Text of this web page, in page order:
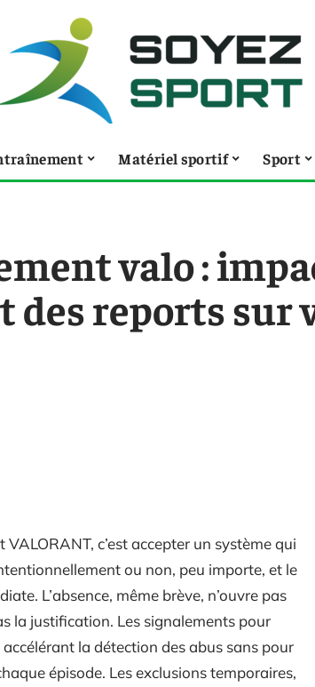
Matériel sportif Sport
valo :
des reports sur
c’est accepter un système qui
ou non, peu importe, et le
L’absence, même brève, n’ouvre pas
la justification. Les signalements pour
la détection des abus sans pour
épisode. Les exclusions temporaires,